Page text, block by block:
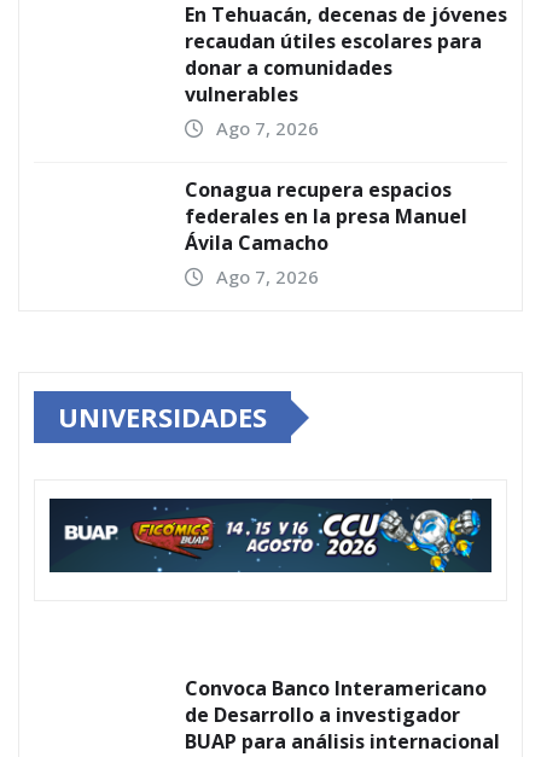
En Tehuacán, decenas de jóvenes
recaudan útiles escolares para
donar a comunidades
vulnerables
Ago 7, 2026
Conagua recupera espacios
federales en la presa Manuel
Ávila Camacho
Ago 7, 2026
UNIVERSIDADES
Convoca Banco Interamericano
de Desarrollo a investigador
BUAP para análisis internacional